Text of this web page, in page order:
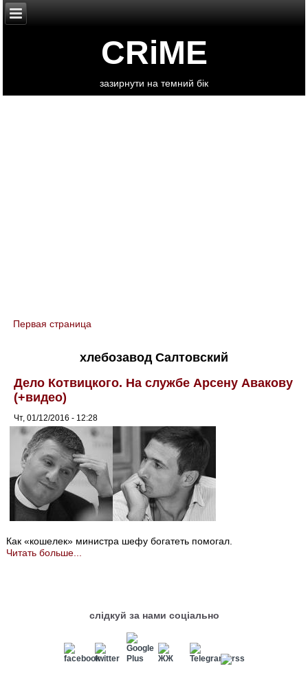
CRiME
зазирнути на темний бік
You are here
Первая страница
хлебозавод Салтовский
Дело Котвицкого. На службе Арсену Авакову
(+видео)
Чт, 01/12/2016 - 12:28
Как «кошелек» министра шефу богатеть помогал.
Читать больше...
слідкуй за нами соціально